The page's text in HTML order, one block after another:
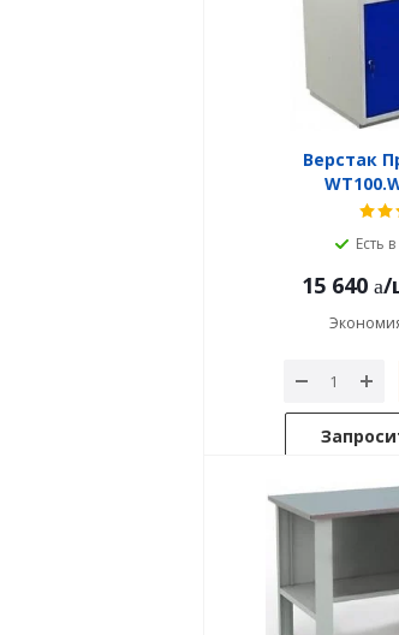
Верстак
Есть
15 640 /